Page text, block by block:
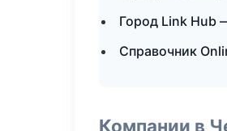
Город Link Hub
Справочник
Компании в